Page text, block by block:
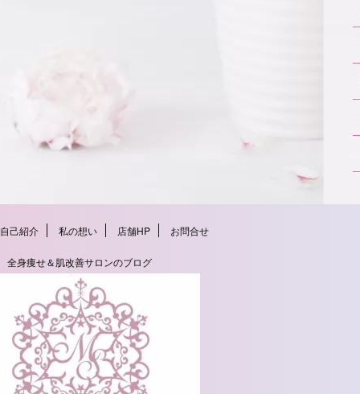
自己紹介 私の想い 店舗HP お問合せ
全身痩せ＆肌改善サロンのブログ